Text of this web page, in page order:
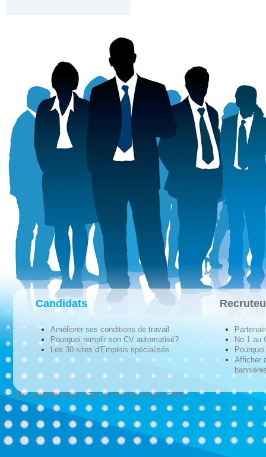
Candidats
Améliorer ses conditions de travail
Pourquoi remplir son CV automatisé?
Les 30 sites d'Emplois spécialisés
No 1 au
Afficher
Tous droits réservés © Techno-Communication 2026